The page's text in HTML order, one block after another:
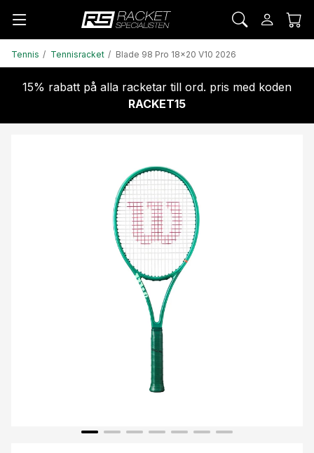
Tennis Tennisracket Blade 98 Pro 18x20 V10 2026
15% rabatt på alla racketar till ord. pris med koden
RACKET15